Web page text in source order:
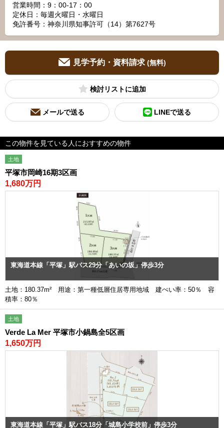
営業時間：9：00‐17：00
定休日：毎週火曜日・水曜日
免許番号：神奈川県知事許可（14）第7627号
見学予約・資料請求 (無料)
検討リスト
メールで送る LINEで送る
この物件を見ている人におすすめの物件
土地
平塚市岡崎16期3区画
1,680万円
東海道本線「平塚」駅バス29分「あいの坂」停歩3分
土地：180.37m² 用途：第一種低層住居専用地域 建ぺい率：50％ 容
積率：80％
土地
Verde La Mer 平塚市小鍋島全5区画
1,650万円
東海道本線「平塚」駅バス18分「城島小学校前」停歩3分